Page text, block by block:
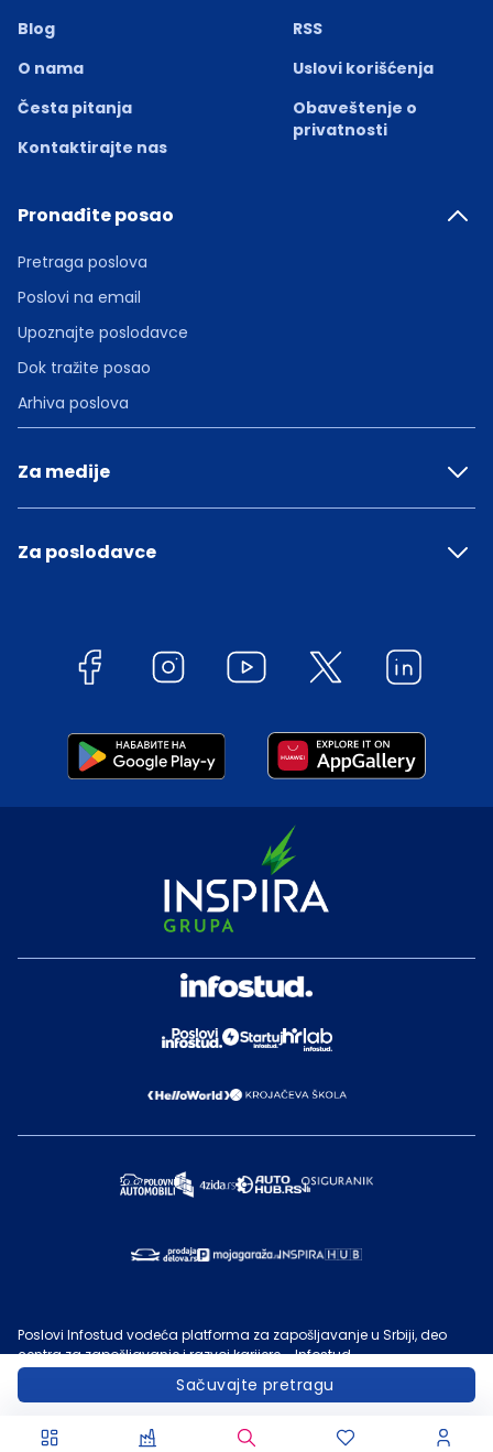
Sačuvajte pretragu
Blog
O nama
Česta pitanja
Kontaktirajte nas
RSS
Uslovi korišćenja
Obaveštenje o
privatnosti
Pronađite posao
Pretraga poslova
Poslovi na email
Upoznajte poslodavce
Dok tražite posao
Arhiva poslova
Za medije
Za poslodavce
Poslovi Infostud vodeća platforma za zapošljavanje u Srbiji, deo
centra za zapošljavanje i razvoj karijere - Infostud.
©
Infostud rešenja d.o.o. Subotica
Poslovi.infostud.com
je vlasništvo Infostuda. Zabranjeno je njegovo
u druge svrhe, osim za lične potrebe posetilaca sajta.